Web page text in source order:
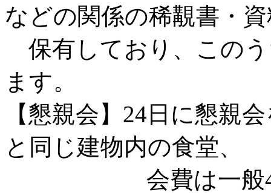
などの関係の稀覯書・
保有しており、この
ます。
【懇親会】24日に懇親
と同じ建物内の食堂、
会費は一般4000